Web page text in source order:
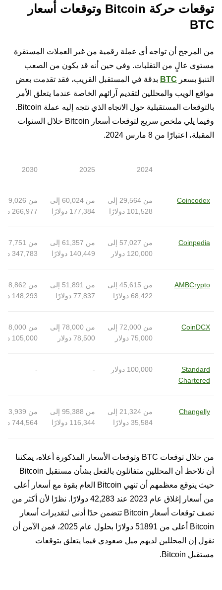
توقعات حركة Bitcoin وتوقعات أسعار
BTC
من المرجح أن تواجه أي عملة رقمية من غير العملات المستقرة
مستوى عالٍ من التقلبات. وفي حين أنه قد يكون من الصعب
التنبؤ بسعر BTC بدقة في المستقبل القريب، فقد تقدمت بعض
مواقع الويب والمحللين لتقديم آرائهم الخاصة عندما يتعلق الأمر
بالتوقعات المستقبلية حول الاتجاه الذي تتجه إليه عملة Bitcoin.
وفيما يلي ملخص سريع لتوقعات أسعار Bitcoin خلال السنوات
المقبلة، اعتبارًا من 8 مارس 2024.
2024
2025
2030
Coincodex
من 29,564 إلى
101,528 دولارًا
من 60,024 إلى
177,384 دولارًا
266,977 دولارًا
Coinpedia
من 57,027 إلى
120,000 دولار
من 61,357 إلى
140,449 دولارًا
347,783 دولارًا
AMBCrypto
من 45,615 إلى
68,422 دولارًا
من 51,891 إلى
77,837 دولارًا
148,293 دولارًا
CoinDCX
من 72,000 إلى
75,000 دولار
من 78,000 إلى
78,500 دولار
105,000 دولار
Standard
Chartered
100,000 دولار -
-
Changelly
من 21,324 إلى
35,584 دولارًا
من 95,388 إلى
116,344 دولارًا
744,564 دولارًا
من خلال توقعات BTC وتوقعات الأسعار المذكورة أعلاه، يمكننا
أن نلاحظ أن المحللين متفائلون بالفعل بشأن مستقبل Bitcoin
حيث يتوقع معظمهم أن تنهي Bitcoin العام بقوة مع أسعار أعلى
من أسعار إغلاق عام 2023 عند 42,283 دولارًا. نظرًا لأن أكثر من
نصف توقعات أسعار Bitcoin تتضمن حدًا أدنى لتقديرات أسعار
Bitcoin أعلى من 51891 دولارًا بحلول عام 2025، فمن الآمن أن
نقول إن المحللين لديهم ميل صعودي فيما يتعلق بتوقعات
مستقبل Bitcoin.